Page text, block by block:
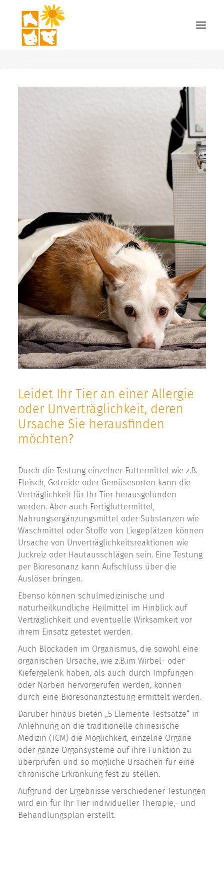
THERAPIEFORMEN
Leidet Ihr Tier an einer Allergie
oder Unverträglichkeit, deren
Ursache Sie herausfinden
möchten?
Durch die Testung einzelner Futtermittel wie z.B.
Fleisch, Getreide oder Gemüsesorten kann die
Verträglichkeit für Ihr Tier herausgefunden
werden. Aber auch Fertigfuttermittel,
Nahrungsergänzungsmittel oder Substanzen wie
Waschmittel oder Stoffe von Liegeplätzen können
Ursache von Unverträglichkeitsreaktionen wie
Juckreiz oder Hautausschlägen sein. Eine Testung
per Bioresonanz kann Aufschluss über die
Auslöser bringen.
Ebenso können schulmedizinische und
naturheilkundliche Heilmittel im Hinblick auf
Verträglichkeit und eventuelle Wirksamkeit vor
ihrem Einsatz getestet werden.
Auch Blockaden im Organismus, die sowohl eine
organischen Ursache, wie z.B.im Wirbel- oder
Kiefergelenk haben, als auch durch Impfungen
oder Narben hervorgerufen werden, können
durch eine Bioresonanztestung ermittelt werden.
Darüber hinaus bieten „5 Elemente Testsätze“ in
Anlehnung an die traditionelle chinesische
Medizin (TCM) die Möglichkeit, einzelne Organe
oder ganze Organsysteme auf ihre Funktion zu
überprüfen und so mögliche Ursachen für eine
chronische Erkrankung fest zu stellen.
Aufgrund der Ergebnisse verschiedener Testungen
wird ein für Ihr Tier individueller Therapie,- und
Behandlungsplan erstellt.